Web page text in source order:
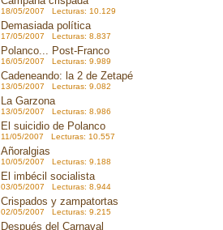
18/05/2007 Lecturas: 10.129
Demasiada política
17/05/2007 Lecturas: 8.837
Polanco... Post-Franco
16/05/2007 Lecturas: 9.989
Cadeneando: la 2 de Zetapé
13/05/2007 Lecturas: 9.082
La Garzona
13/05/2007 Lecturas: 8.986
El suicidio de Polanco
11/05/2007 Lecturas: 10.557
Añoralgias
10/05/2007 Lecturas: 9.188
El imbécil socialista
03/05/2007 Lecturas: 8.944
Crispados y zampatortas
02/05/2007 Lecturas: 9.215
Después del Carnaval